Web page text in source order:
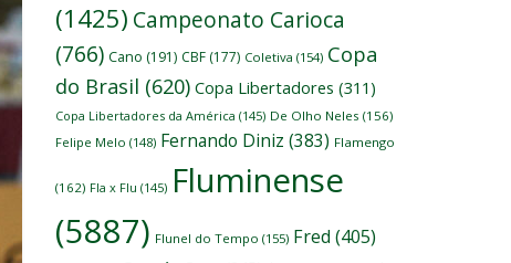
(1425) Campeonato Carioca
(766) Cano (191) CBF (177) Coletiva (154) Copa
do Brasil (620) Copa Libertadores (311)
Copa Libertadores da América (145) De Olho Neles (156)
Felipe Melo (148) Fernando Diniz (383) Flamengo
(162) Fla x Flu (145) Fluminense
(5887) Flunel do Tempo (155) Fred (405)